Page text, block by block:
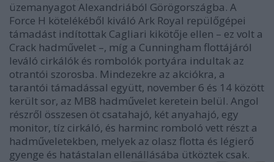
üzemanyagot Alexandriából Görögországba. A
Force H kötelékéből kiváló Ark Royal repülőgépei
támadást indítottak Cagliari kikötője ellen – ez volt a
Crack hadművelet –, míg a Cunningham flottájáról
leváló cirkálók és rombolók portyára indultak az
otrantói szorosba. Mindezekre az akciókra, a
tarantói támadással együtt, november 6 és 14 között
került sor, az MB8 hadművelet keretein belül. Angol
részről összesen öt csatahajó, két anyahajó, egy
monitor, tíz cirkáló, és harminc romboló vett részt a
hadműveletekben, melyek az olasz flotta és légierő
gyenge és hatástalan ellenállásába ütköztek csak.